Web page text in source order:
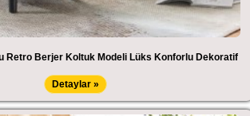
Retro Berjer Koltuk Modeli Lüks Konforlu Dekoratif
Detaylar »